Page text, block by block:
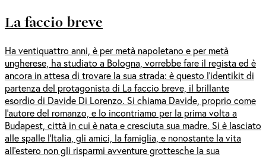
La faccio breve
Ha ventiquattro anni, è per metà napoletano e per metà
ungherese, ha studiato a Bologna, vorrebbe fare il regista ed è
ancora in attesa di trovare la sua strada: è questo l’identikit di
partenza del protagonista di La faccio breve, il brillante
esordio di Davide Di Lorenzo. Si chiama Davide, proprio come
l’autore del romanzo, e lo incontriamo per la prima volta a
Budapest, città in cui è nata e cresciuta sua madre. Si è lasciato
alle spalle l’Italia, gli amici, la famiglia, e nonostante la vita
all’estero non gli risparmi avventure grottesche la sua